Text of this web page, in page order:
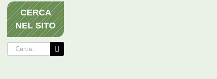
CERCA
NEL SITO
Cerca
per: